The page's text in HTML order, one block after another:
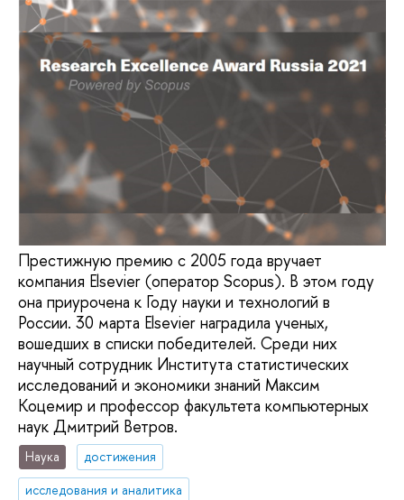
Престижную премию с 2005 года вручает
компания Elsevier (оператор Scopus). В этом году
она приурочена к Году науки и технологий в
России. 30 марта Elsevier наградила ученых,
вошедших в списки победителей. Среди них
научный сотрудник Института статистических
исследований и экономики знаний Максим
Коцемир и профессор факультета компьютерных
наук Дмитрий Ветров.
Наука
достижения
исследования и аналитика